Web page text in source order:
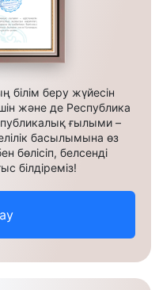
білім беру жүйесін
және де Республика
ғылыми –
басылымына өз
бөлісіп, белсенді
білдіреміз!